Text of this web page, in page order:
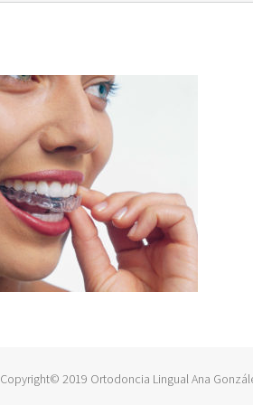
Copyright© 2019 Ortodoncia Lingual Ana